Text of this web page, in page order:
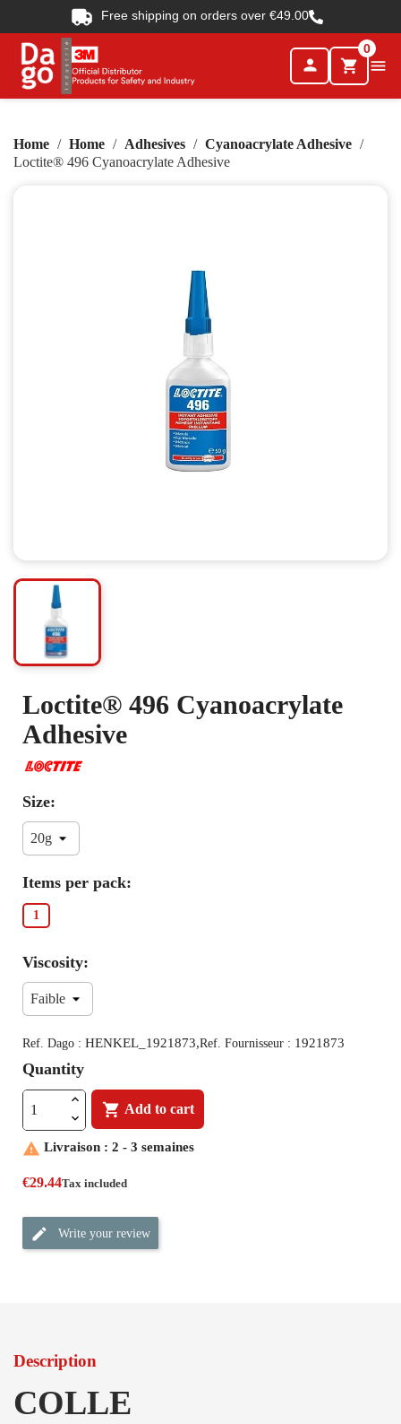
Free shipping on orders over €49.00
person shopping_cart
0

Home Home Adhesives
Cyanoacrylate Adhesive
Loctite® 496 Cyanoacrylate Adhesive
Loctite® 496 Cyanoacrylate
Adhesive
Size:
Items per pack:
1
Viscosity:
Ref. Dago : HENKEL_1921873,Ref. Fournisseur : 1921873
Quantity
 Add to cart
 Livraison : 2 - 3 semaines
€29.44Tax included
Write your review
Description
COLLE